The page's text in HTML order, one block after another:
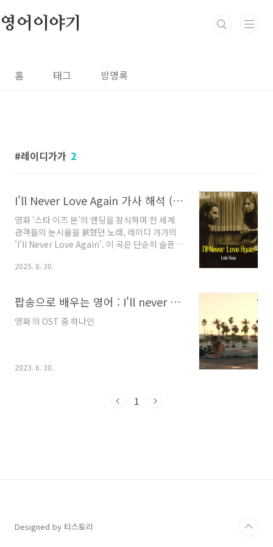
영어이야기
홈 태그 방명록
레이디가가 2
I'll Never Love Again 가사 해석 (A Star Is Born OST): 레이디 가가 명곡 속 절절한 영어 표현 5
영화 '스타 이즈 본'의 엔딩을 장식하며 전 세계
관객들의 눈시울을 붉혔던 노래, 레이디 가가의
'I'll Never Love Again'. 이 곡은 단순히 슬픈
사랑과 상실의 아픔을 가장 절절하게 표현한 명
에 담긴 가슴을 울리는 영어 표현들을 함께 배워
보겠습니다.영화 '스타 이즈 본'의 마지막을 장식
하는 눈물의 명곡'I'll Never Love Again'을 제
(레이디 가가)가 남편 잭슨(브래들리 쿠퍼)을 떠
2025. 8. 30.
팝송으로 배우는 영어 : I'll never love again 레이디 가가
영화 의 OST 중 하나인
2023. 6. 30.
1
Designed by 티스토리